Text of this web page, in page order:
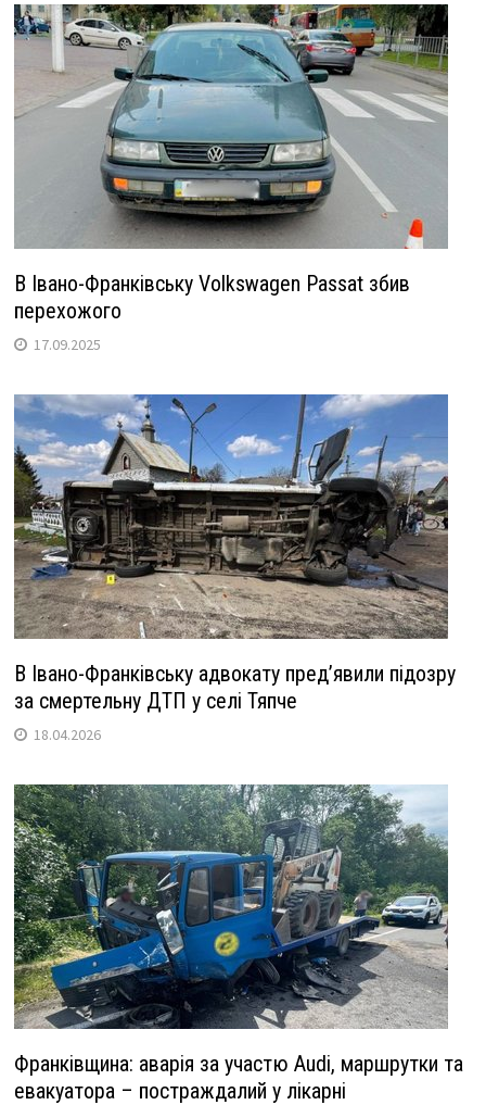
В Івано-Франківську Volkswagen Passat збив
перехожого
17.09.2025
В Івано-Франківську адвокату пред’явили підозру
за смертельну ДТП у селі Тяпче
18.04.2026
Франківщина: аварія за участю Audi, маршрутки та
евакуатора – постраждалий у лікарні